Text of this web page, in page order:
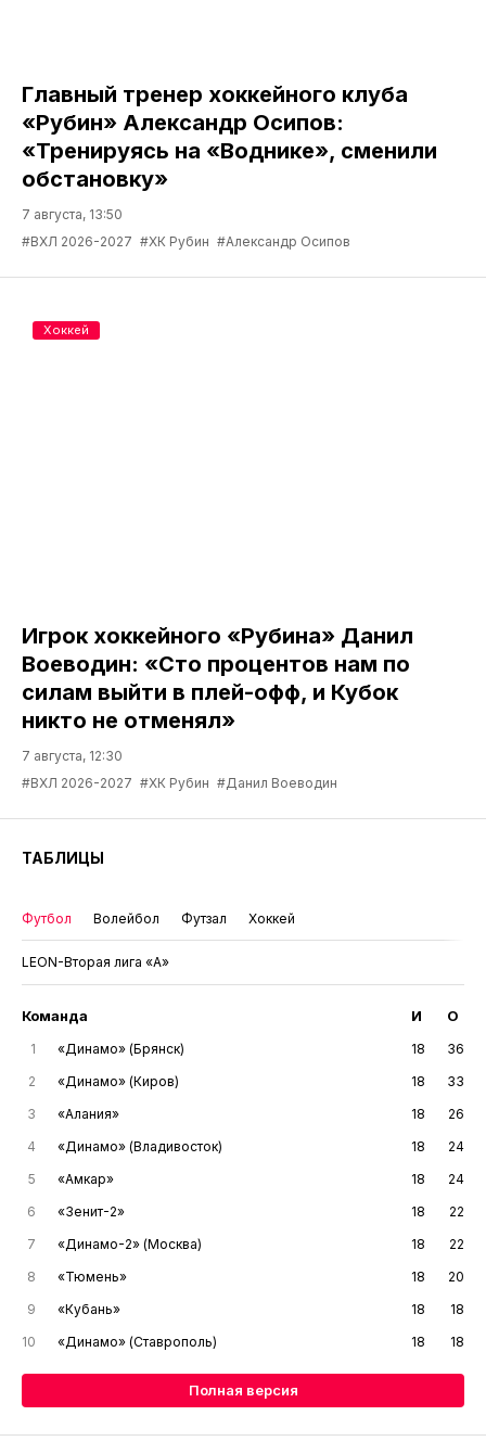
Главный тренер хоккейного клуба
«Рубин» Александр Осипов:
«Тренируясь на «Воднике», сменили
обстановку»
7 августа, 13:50
#ВХЛ 2026-2027 #ХК Рубин #Александр Осипов
Игрок хоккейного «Рубина» Данил
Воеводин: «Сто процентов нам по
силам выйти в плей-офф, и Кубок
никто не отменял»
7 августа, 12:30
#ВХЛ 2026-2027 #ХК Рубин #Данил Воеводин
Хоккей
ТАБЛИЦЫ
Футбол Волейбол Футзал Хоккей
LEON-Вторая лига «А»
Команда И О
1 «Динамо» (Брянск) 18
36
2
«Динамо» (Киров) 18
33
3
«Алания» 18
26
4
«Динамо» (Владивосток) 18
24
5
«Амкар» 18
24
6
«Зенит-2» 18
22
7
«Динамо-2» (Москва) 18
22
8
«Тюмень» 18
20
9
«Кубань» 18
18
10
«Динамо» (Ставрополь) 18 18
Полная версия